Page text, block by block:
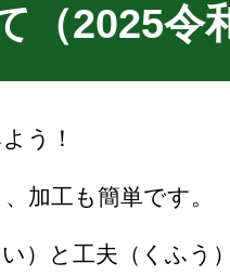
（2025令
う！
加工も簡単です。
）と工夫（くふう